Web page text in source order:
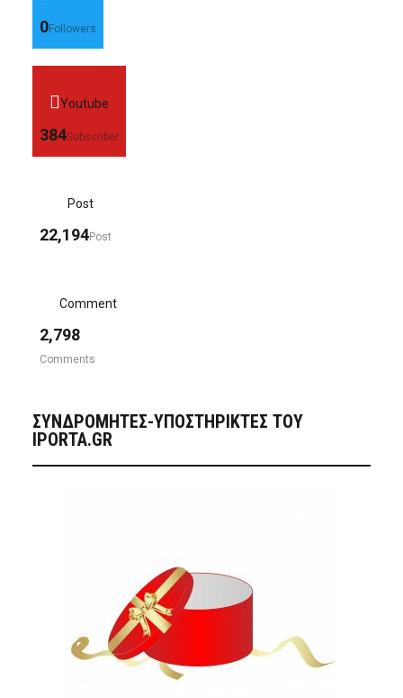
0Followers
Youtube
384Subscriber
Post
22,194Post
Comment
2,798
Comments
ΣΥΝΔΡΟΜΗΤΈΣ-ΥΠΟΣΤΗΡΙΚΤΈΣ ΤΟΥ
IPORTA.GR